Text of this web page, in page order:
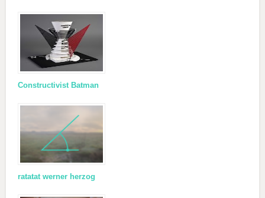
Constructivist Batman
ratatat werner herzog